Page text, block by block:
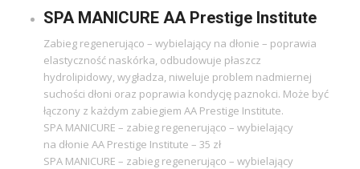
SPA MANICURE AA Prestige Institute
Zabieg regenerująco – wybielający na dłonie – poprawia
elastyczność naskórka, odbudowuje płaszcz
hydrolipidowy, wygładza, niweluje problem nadmiernej
suchości dłoni oraz poprawia kondycję paznokci. Może być
łączony z każdym zabiegiem AA Prestige Institute.
SPA MANICURE – zabieg regenerująco – wybielający
na dłonie AA Prestige Institute – 35 zł
SPA MANICURE – zabieg regenerująco – wybielający